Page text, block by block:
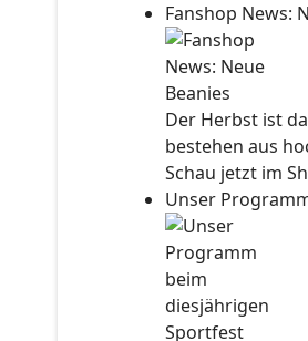
Fanshop News:
Der Herbst ist
bestehen aus
Schau jetzt im
Unser